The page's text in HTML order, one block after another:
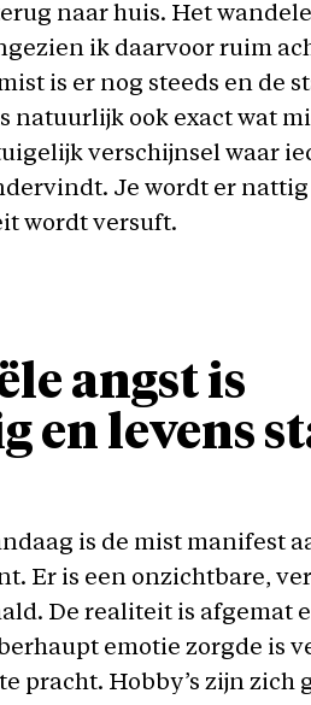
naar huis. Het
ik daarvoor ruim
is er nog steeds en de
natuurlijk ook exact wat
verschijnsel waar
Je wordt er nattig
wordt versuft.
angst is
en levens
is de mist manifest
Er is een onzichtbare,
De realiteit is afgemat
emotie zorgde is
pracht. Hobby’s zijn zich